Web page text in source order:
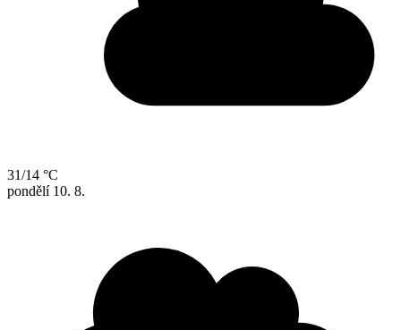
31/14 °C
pondělí 10. 8.